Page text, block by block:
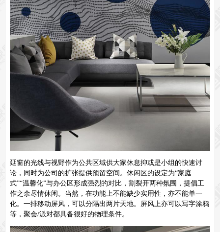
延窗的光线与视野作为公共区域供大家休息抑或是小组的快速讨
论，同时为公司的扩张提供预留空间。休闲区的设定为“家庭
式”“温馨化”与办公区形成强烈的对比，割裂开两种氛围，提倡工
作之余尽情休闲。当然，在功能上不能缺少实用性，亦不能单一
化。一排移动屏风，可以分隔出两片天地。屏风上亦可以写字涂鸦
等，聚会/派对都具备很好的物理条件。